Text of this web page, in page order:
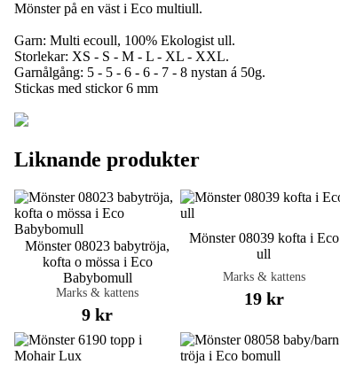
Mönster på en väst i Eco multiull.
Garn: Multi ecoull, 100% Ekologist ull.
Storlekar: XS - S - M - L - XL - XXL.
Garnålgång: 5 - 5 - 6 - 6 - 7 - 8 nystan á 50g.
Stickas med stickor 6 mm
Liknande produkter
Mönster 08023 babytröja,
kofta o mössa i Eco
Babybomull
Marks & kattens
9 kr
Mönster 08039 kofta i Eco
ull
Marks & kattens
19 kr